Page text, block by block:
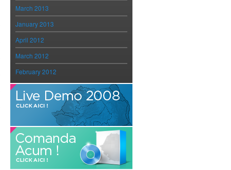
March 2013
January 2013
April 2012
March 2012
February 2012